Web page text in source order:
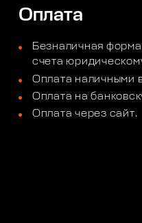
Оплата
Безналичная
счета
Оплата наличными
Оплата на
Оплата через сайт.